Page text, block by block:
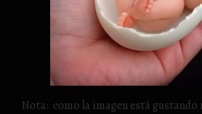
Nota: como la imagen está gustando